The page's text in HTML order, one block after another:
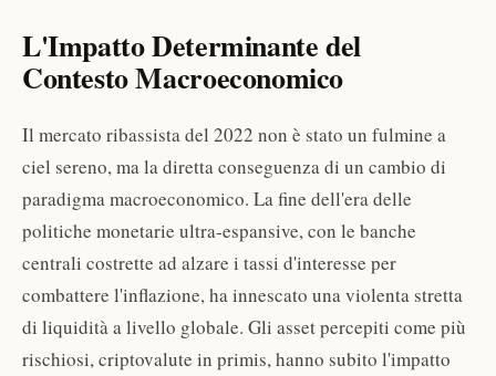
L'Impatto Determinante del
Contesto Macroeconomico
Il mercato ribassista del 2022 non è stato un fulmine a
ciel sereno, ma la diretta conseguenza di un cambio di
paradigma macroeconomico. La fine dell'era delle
politiche monetarie ultra-espansive, con le banche
centrali costrette ad alzare i tassi d'interesse per
combattere l'inflazione, ha innescato una violenta stretta
di liquidità a livello globale. Gli asset percepiti come più
rischiosi, criptovalute in primis, hanno subito l'impatto